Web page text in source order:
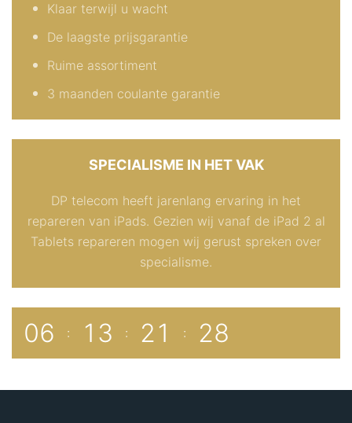
Klaar terwijl u wacht
De laagste prijsgarantie
Ruime assortiment
3 maanden coulante garantie
SPECIALISME IN HET VAK
DP telecom heeft jarenlang ervaring in het
repareren van iPads. Gezien wij vanaf de iPad 2 al
Tablets repareren mogen wij gerust spreken over
specialisme.
06 : 1 3 : 21 : 28